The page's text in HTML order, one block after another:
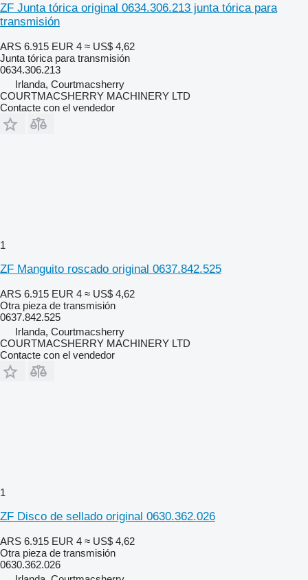
ZF Junta tórica original 0634.306.213 junta tórica para
transmisión
ARS 6.915 EUR 4 ≈ US$ 4,62
Junta tórica para transmisión
0634.306.213
Irlanda, Courtmacsherry
COURTMACSHERRY MACHINERY LTD
Contacte con el vendedor
1
ZF Manguito roscado original 0637.842.525
ARS 6.915 EUR 4 ≈ US$ 4,62
Otra pieza de transmisión
0637.842.525
Irlanda, Courtmacsherry
COURTMACSHERRY MACHINERY LTD
Contacte con el vendedor
1
ZF Disco de sellado original 0630.362.026
ARS 6.915 EUR 4 ≈ US$ 4,62
Otra pieza de transmisión
0630.362.026